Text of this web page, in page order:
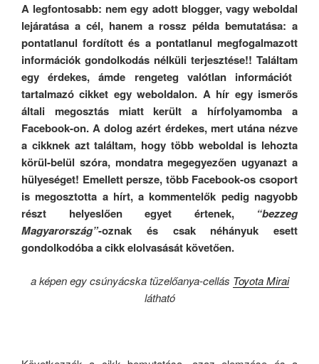
/
Drága-
e
Az
Új
Villanyautó
Magyarországon?
/
Amerikai
Biodízel
vs.
Pickup
Trucks
/
A
fizeti
A legfontosabb: nem egy adott blogger, vagy weboldal
lejáratása a cél, hanem a rossz példa bemutatása: a
pontatlanul fordított és a pontatlanul megfogalmazott
információk gondolkodás nélküli terjesztése!! Találtam
egy érdekes, ámde rengeteg valótlan információt
tartalmazó cikket egy weboldalon. A hír egy ismerős
általi megosztás miatt került a hírfolyamomba a
Facebook-on. A dolog azért érdekes, mert utána nézve
a cikknek azt találtam, hogy több weboldal is lehozta
körül-belül szóra, mondatra megegyezően ugyanazt a
hülyeséget! Emellett persze, több Facebook-os csoport
is megosztotta a hírt, a kommentelők pedig nagyobb
részt helyeslően egyet értenek, “bezzeg
Magyarország”-oznak és csak néhányuk esett
gondolkodóba a cikk elolvasását követően.
a képen egy csúnyácska tüzelőanya-cellás Toyota Mirai
látható